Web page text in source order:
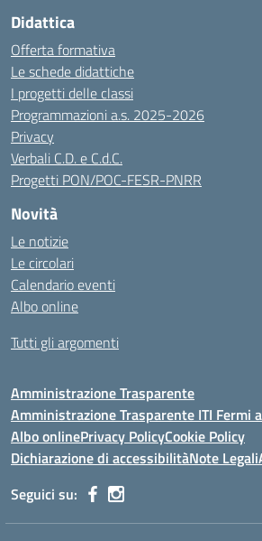
Didattica
Offerta formativa
Le schede didattiche
I progetti delle classi
Programmazioni a.s. 2025-2026
Privacy
Verbali C.D. e C.d.C.
Progetti PON/POC-FESR-PNRR
Novità
Le notizie
Le circolari
Calendario eventi
Albo online
Tutti gli argomenti
Amministrazione Trasparente
Amministrazione Trasparente ITI Fermi
Albo onlinePrivacy PolicyCookie Policy
Dichiarazione di accessibilitàNote Legali
Seguici su: